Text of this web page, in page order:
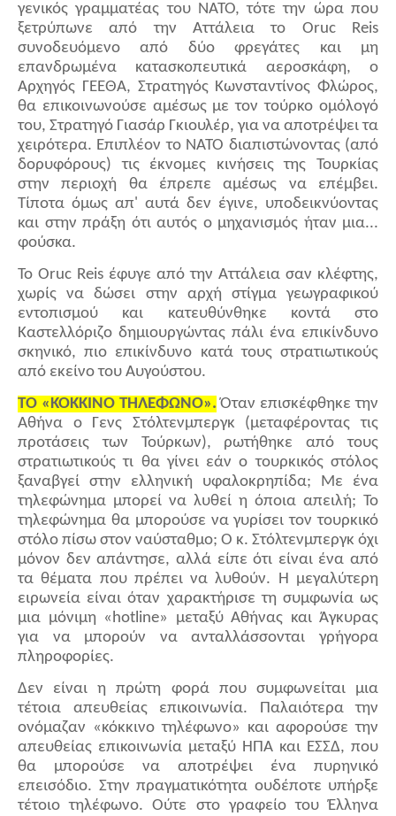
γενικός γραμματέας του ΝΑΤΟ, τότε την ώρα που
ξετρύπωνε από την Αττάλεια το Oruc Reis
συνοδευόμενο από δύο φρεγάτες και μη
επανδρωμένα κατασκοπευτικά αεροσκάφη, ο
Αρχηγός ΓΕΕΘΑ, Στρατηγός Κωνσταντίνος Φλώρος,
θα επικοινωνούσε αμέσως με τον τούρκο ομόλογό
του, Στρατηγό Γιασάρ Γκιουλέρ, για να αποτρέψει τα
χειρότερα. Επιπλέον το ΝΑΤΟ διαπιστώνοντας (από
δορυφόρους) τις έκνομες κινήσεις της Τουρκίας
στην περιοχή θα έπρεπε αμέσως να επέμβει.
Τίποτα όμως απ' αυτά δεν έγινε, υποδεικνύοντας
και στην πράξη ότι αυτός ο μηχανισμός ήταν μια...
φούσκα.
Το Oruc Reis έφυγε από την Αττάλεια σαν κλέφτης,
χωρίς να δώσει στην αρχή στίγμα γεωγραφικού
εντοπισμού και κατευθύνθηκε κοντά στο
Καστελλόριζο δημιουργώντας πάλι ένα επικίνδυνο
σκηνικό, πιο επικίνδυνο κατά τους στρατιωτικούς
από εκείνο του Αυγούστου.
ΤΟ «ΚΟΚΚΙΝΟ ΤΗΛΕΦΩΝΟ». Όταν επισκέφθηκε την
Αθήνα ο Γενς Στόλτενμπεργκ (μεταφέροντας τις
προτάσεις των Τούρκων), ρωτήθηκε από τους
στρατιωτικούς τι θα γίνει εάν ο τουρκικός στόλος
ξαναβγεί στην ελληνική υφαλοκρηπίδα; Με ένα
τηλεφώνημα μπορεί να λυθεί η όποια απειλή; Το
τηλεφώνημα θα μπορούσε να γυρίσει τον τουρκικό
στόλο πίσω στον ναύσταθμο; Ο κ. Στόλτενμπεργκ όχι
μόνον δεν απάντησε, αλλά είπε ότι είναι ένα από
τα θέματα που πρέπει να λυθούν. Η μεγαλύτερη
ειρωνεία είναι όταν χαρακτήρισε τη συμφωνία ως
μια μόνιμη «hotline» μεταξύ Αθήνας και Άγκυρας
για να μπορούν να ανταλλάσσονται γρήγορα
πληροφορίες.
Δεν είναι η πρώτη φορά που συμφωνείται μια
τέτοια απευθείας επικοινωνία. Παλαιότερα την
ονόμαζαν «κόκκινο τηλέφωνο» και αφορούσε την
απευθείας επικοινωνία μεταξύ ΗΠΑ και ΕΣΣΔ, που
θα μπορούσε να αποτρέψει ένα πυρηνικό
επεισόδιο. Στην πραγματικότητα ουδέποτε υπήρξε
τέτοιο τηλέφωνο. Ούτε στο γραφείο του Έλληνα